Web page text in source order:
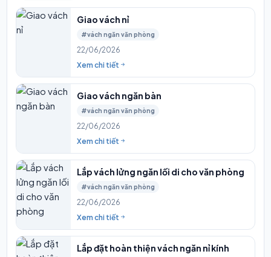
Giao vách nỉ
#vách ngăn văn phòng
22/06/2026
Xem chi tiết
Giao vách ngăn bàn
#vách ngăn văn phòng
22/06/2026
Xem chi tiết
Lắp vách lửng ngăn lối di cho văn phòng
#vách ngăn văn phòng
22/06/2026
Xem chi tiết
Lắp đặt hoàn thiện vách ngăn nỉ kính